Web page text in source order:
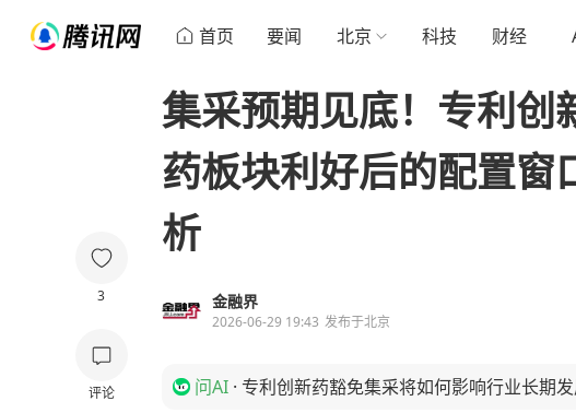
首页 要闻 北京 科技 财经
3
评论
集采预期见底！专利创
药板块利好后的配置窗
析
金融界
2026-06-29 19:43 发布于北京
问AI · 专利创新药豁免集采将如何影响行业长期发